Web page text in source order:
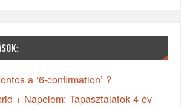
a ‘6-confirmation’ ?
+ Napelem: Tapasztalatok 4 év